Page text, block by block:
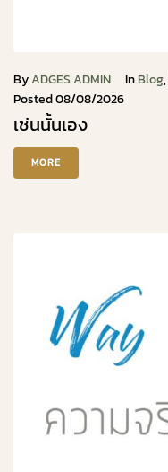
ByADGES ADMIN InBlog,
Posted08/08/2026
เช่นนั้นเอง
MORE